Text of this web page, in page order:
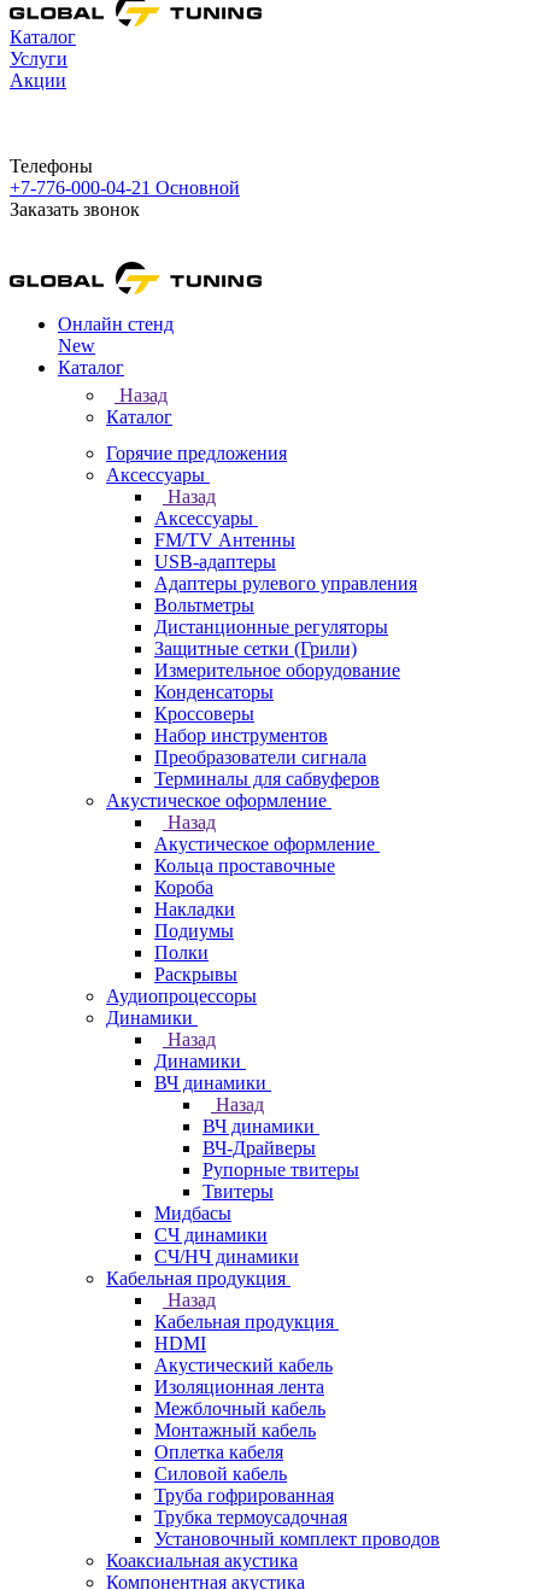
Каталог
Услуги
Акции
Телефоны
+7-776-000-04-21 Основной
Заказать звонок
Онлайн стенд
New
Каталог
Назад
Каталог
Горячие предложения
Аксессуары
Назад
Аксессуары
FM/TV Антенны
USB-адаптеры
Адаптеры рулевого управления
Вольтметры
Дистанционные регуляторы
Защитные сетки (Грили)
Измерительное оборудование
Конденсаторы
Кроссоверы
Набор инструментов
Преобразователи сигнала
Терминалы для сабвуферов
Акустическое оформление
Назад
Акустическое оформление
Кольца проставочные
Короба
Накладки
Подиумы
Полки
Раскрывы
Аудиопроцессоры
Динамики
Назад
Динамики
ВЧ динамики
Назад
ВЧ динамики
ВЧ-Драйверы
Рупорные твитеры
Твитеры
Мидбасы
СЧ динамики
СЧ/НЧ динамики
Кабельная продукция
Назад
Кабельная продукция
HDMI
Акустический кабель
Изоляционная лента
Межблочный кабель
Монтажный кабель
Оплетка кабеля
Силовой кабель
Труба гофрированная
Трубка термоусадочная
Установочный комплект проводов
Коаксиальная акустика
Компонентная акустика